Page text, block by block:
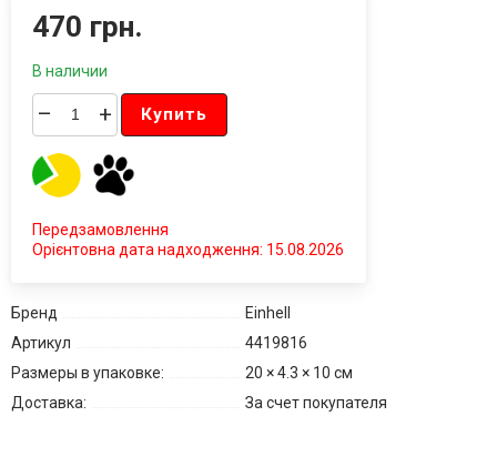
470 грн.
В наличии
– + Купить
Передзамовлення
Орієнтовна дата надходження: 15.08.2026
Бренд
Einhell
Артикул
4419816
Размеры в упаковке:
20 × 4.3 × 10 см
Доставка:
За счет покупателя